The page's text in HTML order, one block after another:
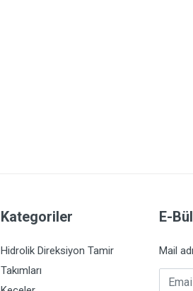
Kategoriler
Hidrolik Direksiyon Tamir
Takımları
E-
Mail
Email